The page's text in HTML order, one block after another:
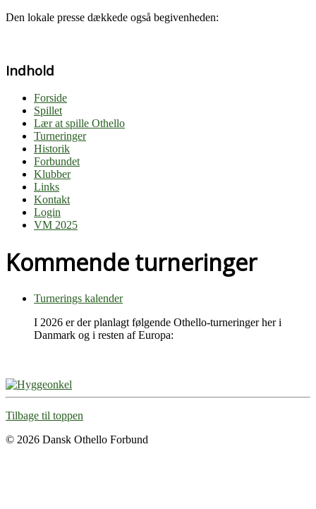
Den lokale presse dækkede også begivenheden:
Indhold
Forside
Spillet
Lær at spille Othello
Turneringer
Historik
Forbundet
Klubber
Links
Kontakt
Login
VM 2025
Kommende turneringer
Turnerings kalender
I 2026 er der planlagt følgende Othello-turneringer her i
Danmark og i resten af Europa:
Tilbage til toppen
© 2026 Dansk Othello Forbund